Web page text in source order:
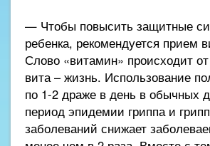
— Чтобы повысить защитные
ребенка, рекомендуется прием
Слово «витамин» происходит от
вита – жизнь. Использование
по 1-2 драже в день в обычных
период эпидемии гриппа и
заболеваний снижает